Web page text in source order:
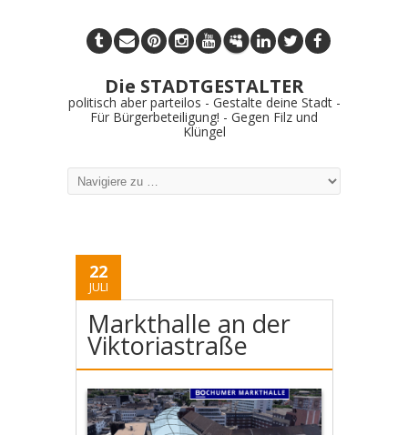
Die STADTGESTALTER
politisch aber parteilos - Gestalte deine Stadt -
Für Bürgerbeteiligung! - Gegen Filz und
Klüngel
22
JULI
Markthalle an der
Viktoriastraße